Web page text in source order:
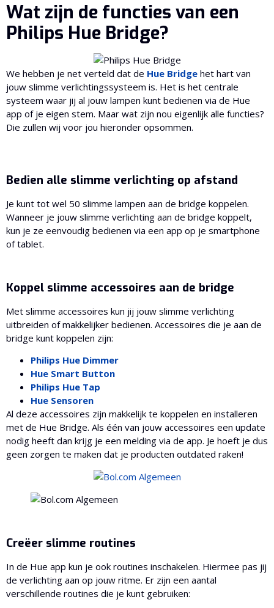
Wat zijn de functies van een
Philips Hue Bridge?
We hebben je net verteld dat de Hue Bridge het hart van
jouw slimme verlichtingssysteem is. Het is het centrale
systeem waar jij al jouw lampen kunt bedienen via de Hue
app of je eigen stem. Maar wat zijn nou eigenlijk alle functies?
Die zullen wij voor jou hieronder opsommen.
Bedien alle slimme verlichting op afstand
Je kunt tot wel 50 slimme lampen aan de bridge koppelen.
Wanneer je jouw slimme verlichting aan de bridge koppelt,
kun je ze eenvoudig bedienen via een app op je smartphone
of tablet.
Koppel slimme accessoires aan de bridge
Met slimme accessoires kun jij jouw slimme verlichting
uitbreiden of makkelijker bedienen. Accessoires die je aan de
bridge kunt koppelen zijn:
Philips Hue Dimmer
Hue Smart Button
Philips Hue Tap
Hue Sensoren
Al deze accessoires zijn makkelijk te koppelen en installeren
met de Hue Bridge. Als één van jouw accessoires een update
nodig heeft dan krijg je een melding via de app. Je hoeft je dus
geen zorgen te maken dat je producten outdated raken!
Creëer slimme routines
In de Hue app kun je ook routines inschakelen. Hiermee pas jij
de verlichting aan op jouw ritme. Er zijn een aantal
verschillende routines die je kunt gebruiken: